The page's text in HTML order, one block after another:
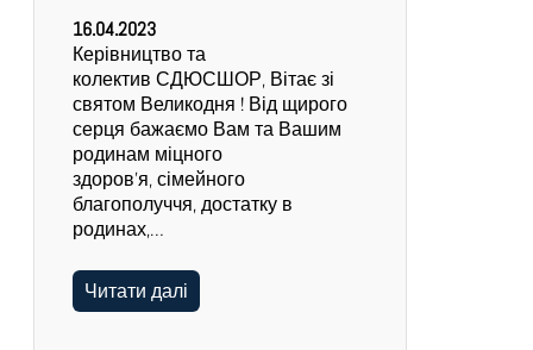
16.04.2023
Керівництво та
колектив СДЮСШОР, Вітає зі
святом Великодня ! Від щирого
серця бажаємо Вам та Вашим
родинам міцного
здоров’я, сімейного
благополуччя, достатку в
родинах,…
Читати далі